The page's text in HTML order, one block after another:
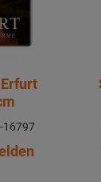
16797